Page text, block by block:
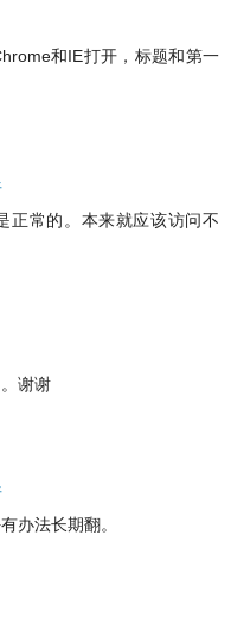
和IE打开，标题和第一
正常的。本来就应该访问不
谢谢
办法长期翻。